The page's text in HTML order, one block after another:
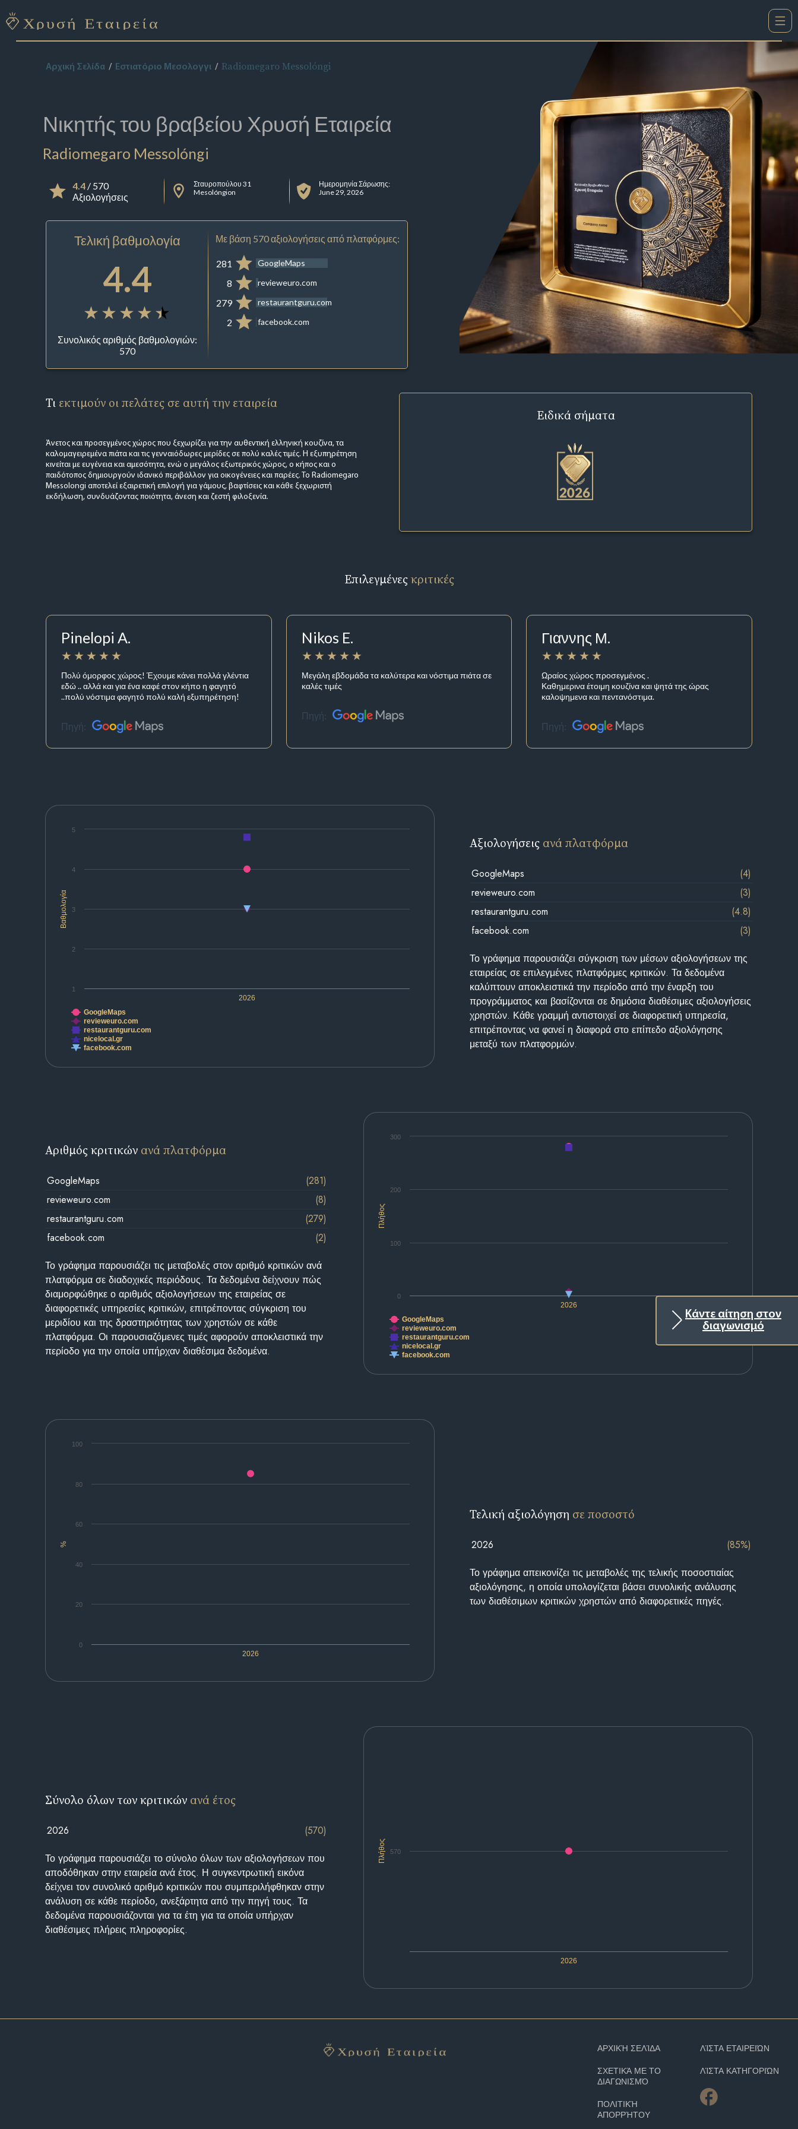
Κάντε αίτηση στον
διαγωνισμό
Αρχική Σελίδα Εστιατόριο Μεσολογγι Radiomegaro Messolóngi
Νικητής του βραβείου Χρυσή Εταιρεία
Radiomegaro Messolóngi
4.4/ 570
Αξιολογήσεις
Σταυροπούλου 31
Mesolóngion
Ημερομηνία Σάρωσης:
June 29, 2026
Τελική βαθμολογία
4.4
Συνολικός αριθμός βαθμολογιών:
570
Με βάση 570 αξιολογήσεις από πλατφόρμες:
281 GoogleMaps
8 revieweuro.com
279 restaurantguru.com
2 facebook.com
Τι εκτιμούν οι πελάτες σε αυτή την εταιρεία
Άνετος και προσεγμένος χώρος που ξεχωρίζει για την αυθεντική ελληνική κουζίνα, τα
καλομαγειρεμένα πιάτα και τις γενναιόδωρες μερίδες σε πολύ καλές τιμές. Η εξυπηρέτηση
κινείται με ευγένεια και αμεσότητα, ενώ ο μεγάλος εξωτερικός χώρος, ο κήπος και ο
παιδότοπος δημιουργούν ιδανικό περιβάλλον για οικογένειες και παρέες. Το Radiomegaro
Messolongi αποτελεί εξαιρετική επιλογή για γάμους, βαφτίσεις και κάθε ξεχωριστή
εκδήλωση, συνδυάζοντας ποιότητα, άνεση και ζεστή φιλοξενία.
Ειδικά σήματα
Επιλεγμένεςκριτικές
Pinelopi A.
Πολύ όμορφος χώρος! Έχουμε κάνει πολλά γλέντια
εδώ .. αλλά και για ένα καφέ στον κήπο η φαγητό
..πολύ νόστιμα φαγητό πολύ καλή εξυπηρέτηση!
Πηγή:
Nikos E.
Μεγάλη εβδομάδα τα καλύτερα και νόστιμα πιάτα σε
καλές τιμές
Πηγή:
Γιαννης Μ.
Ωραίος χώρος προσεγμένος .
Καθημερινα έτοιμη κουζίνα και ψητά της ώρας
καλοψημενα και πεντανόστιμα.
Πηγή:
Βαθμολογία
2026
1
2
3
4
5
GoogleMaps
revieweuro.com
restaurantguru.com
nicelocal.gr
facebook.com
Αξιολογήσεις ανά πλατφόρμα
GoogleMaps
(4)
revieweuro.com
(3)
restaurantguru.com
(4.8)
facebook.com
(3)
Το γράφημα παρουσιάζει σύγκριση των μέσων αξιολογήσεων της
εταιρείας σε επιλεγμένες πλατφόρμες κριτικών. Τα δεδομένα
καλύπτουν αποκλειστικά την περίοδο από την έναρξη του
προγράμματος και βασίζονται σε δημόσια διαθέσιμες αξιολογήσεις
χρηστών. Κάθε γραμμή αντιστοιχεί σε διαφορετική υπηρεσία,
επιτρέποντας να φανεί η διαφορά στο επίπεδο αξιολόγησης
μεταξύ των πλατφορμών.
Πλήθος
2026
0
100
200
300
GoogleMaps
revieweuro.com
restaurantguru.com
nicelocal.gr
facebook.com
Αριθμός κριτικών ανά πλατφόρμα
GoogleMaps
(281)
revieweuro.com
(8)
restaurantguru.com
(279)
facebook.com
(2)
Το γράφημα παρουσιάζει τις μεταβολές στον αριθμό κριτικών ανά
πλατφόρμα σε διαδοχικές περιόδους. Τα δεδομένα δείχνουν πώς
διαμορφώθηκε ο αριθμός αξιολογήσεων της εταιρείας σε
διαφορετικές υπηρεσίες κριτικών, επιτρέποντας σύγκριση του
μεριδίου και της δραστηριότητας των χρηστών σε κάθε
πλατφόρμα. Οι παρουσιαζόμενες τιμές αφορούν αποκλειστικά την
περίοδο για την οποία υπήρχαν διαθέσιμα δεδομένα.
%
2026
0
20
40
60
80
100
Τελική αξιολόγηση σε ποσοστό
2026 (85%)
Το γράφημα απεικονίζει τις μεταβολές της τελικής ποσοστιαίας
αξιολόγησης, η οποία υπολογίζεται βάσει συνολικής ανάλυσης
των διαθέσιμων κριτικών χρηστών από διαφορετικές πηγές.
Πλήθος
2026
570
Σύνολο όλων των κριτικών ανά έτος
2026 (570)
Το γράφημα παρουσιάζει το σύνολο όλων των αξιολογήσεων που
αποδόθηκαν στην εταιρεία ανά έτος. Η συγκεντρωτική εικόνα
δείχνει τον συνολικό αριθμό κριτικών που συμπεριλήφθηκαν στην
ανάλυση σε κάθε περίοδο, ανεξάρτητα από την πηγή τους. Τα
δεδομένα παρουσιάζονται για τα έτη για τα οποία υπήρχαν
διαθέσιμες πλήρεις πληροφορίες.
ΑΡΧΙΚΉ ΣΕΛΊΔΑ
ΣΧΕΤΙΚΆ ΜΕ ΤΟ
ΔΙΑΓΩΝΙΣΜΌ
ΠΟΛΙΤΙΚΉ
ΑΠΟΡΡΉΤΟΥ
ΛΊΣΤΑ ΕΤΑΙΡΕΙΏΝ
ΛΊΣΤΑ ΚΑΤΗΓΟΡΙΏΝ